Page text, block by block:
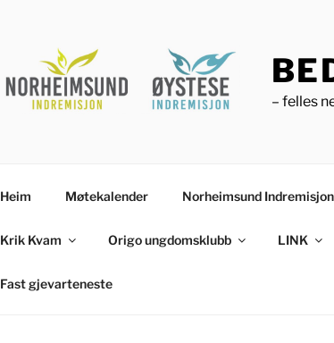
– felles
Heim Møtekalender Norheimsund Indremisjon
Krik Kvam Origo ungdomsklubb LINK
Fast gjevarteneste